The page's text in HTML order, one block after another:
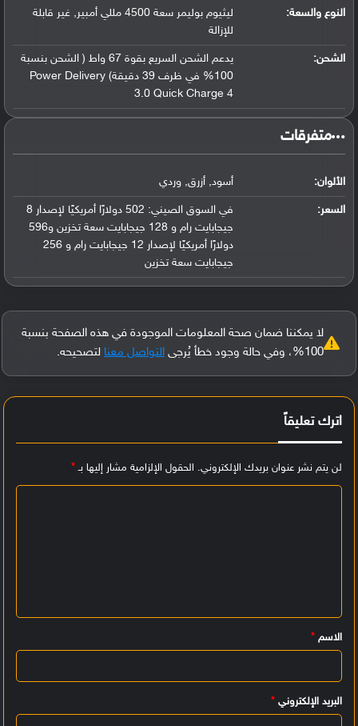
النوع والسعة:
ليثيوم بوليمر سعة 4500 مللي أمبير, غير قابلة
للإزالة
الشحن:
يدعم الشحن السريع بقوة 67 واط ( الشحن بنسبة
100% في ظرف 39 دقيقة) Power Delivery
3.0 Quick Charge 4
‏متفرقات‏
الألوان: أسود, أزرق, وردي
السعر:
في السوق الصيني: 502 دولارًا أمريكيًا لإصدار 8
جيجابايت رام و 128 جيجابايت سعة تخزين و596
دولارًا أمريكيًا لإصدار 12 جيجابايت رام و 256
جيجابايت سعة تخزين
لا يمكننا ضمان صحة المعلومات الموجودة في هذه الصفحة بنسبة
100%، وفي حالة وجود خطأ يُرجى
التواصل معنا لتصحيحه.
اترك تعليقاً
لن يتم نشر عنوان بريدك الإلكتروني. الحقول الإلزامية مشار إليها بـ*
ي
ق
الاسم *
البريد الإلكتروني *